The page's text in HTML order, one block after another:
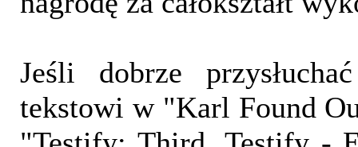
Jeśli dobrze
tekstowi w "Karl Found